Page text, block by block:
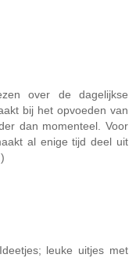
over de dagelijkse
bij het opvoeden van
dan momenteel. Voor
al enige tijd deel uit
leuke uitjes met